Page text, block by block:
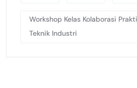
Workshop Kelas Kolaborasi
Teknik Industri